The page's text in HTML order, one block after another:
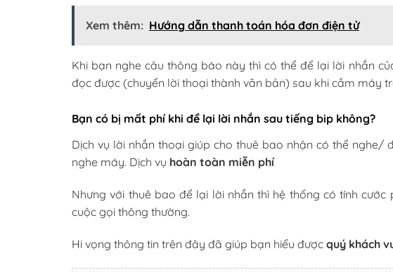
Xem thêm: Hướng dẫn thanh toán hóa đơn điện tử
Khi bạn nghe câu thông báo này thì có thể để lại lời nhắn
đọc được (chuyển lời thoại thành văn bản) sau khi cầm máy
Bạn có bị mất phí khi để lại lời nhắn sau tiếng bip không?
Dịch vụ lời nhắn thoại giúp cho thuê bao nhận có thể nghe/
nghe máy. Dịch vụ hoàn toàn miễn phí
Nhưng với thuê bao để lại lời nhắn thì hệ thống có tính
cuộc gọi thông thường.
Hi vọng thông tin trên đây đã giúp bạn hiểu được quý khách